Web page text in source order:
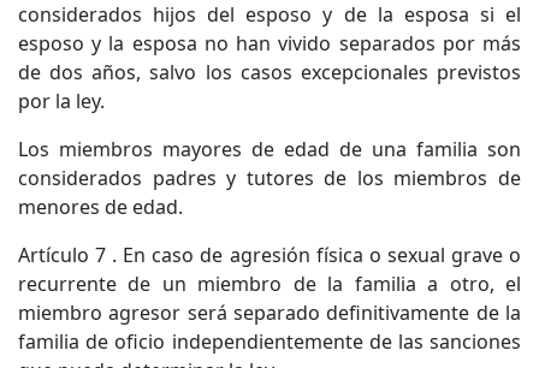
considerados hijos del esposo y de la esposa si el
esposo y la esposa no han vivido separados por más
de dos años, salvo los casos excepcionales previstos
por la ley.
Los miembros mayores de edad de una familia son
considerados padres y tutores de los miembros de
menores de edad.
Artículo 7 . En caso de agresión física o sexual grave o
recurrente de un miembro de la familia a otro, el
miembro agresor será separado definitivamente de la
familia de oficio independientemente de las sanciones